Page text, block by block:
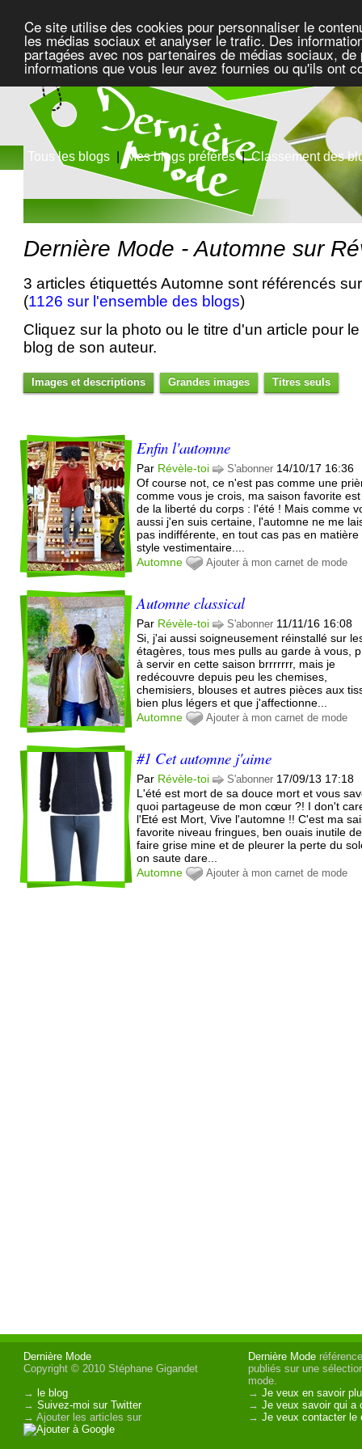
Ce site utilise des cookies pour personnaliser le
les médias sociaux et analyser le trafic. Des
partagées avec nos partenaires de médias sociaux,
informations que vous leur avez fournies ou qu'ils ont
Tous les blogs | Mes blogs préférés|Classement des
Dernière Mode - Automne sur
3 articles étiquettés Automne sont référencés
(1126 sur l'ensemble des blogs)
Cliquez sur la photo ou le titre d'un article pour
blog de son auteur.
Images et descriptions Grandes images Titres seuls
Enfin l'automne
Par Révèle-toi S'abonner 14/10/17 16:36
Of course not, ce n'est pas comme une
comme vous je crois, ma saison favorite
de la liberté du corps : l'été ! Mais comme
aussi j'en suis certaine, l'automne ne me
pas indifférente, en tout cas pas en matière
style vestimentaire....
Automne
Ajouter à mon carnet de mode
Automne classical
Par Révèle-toi S'abonner 11/11/16 16:08
Si, j'ai aussi soigneusement réinstallé sur
étagères, tous mes pulls au garde à vous,
à servir en cette saison brrrrrrr, mais je
redécouvre depuis peu les chemises,
chemisiers, blouses et autres pièces aux
bien plus légers et que j'affectionne...
Automne
Ajouter à mon carnet de mode
#1 Cet automne j'aime
Par Révèle-toi S'abonner 17/09/13 17:18
L'été est mort de sa douce mort et vous
quoi partageuse de mon cœur ?! I don't
l'Eté est Mort, Vive l'automne !! C'est ma
favorite niveau fringues, ben ouais inutile de
faire grise mine et de pleurer la perte du
on saute dare...
Automne
Ajouter à mon carnet de mode
Dernière Mode
Copyright © 2010 Stéphane Gigandet
→le blog
→Suivez-moi sur Twitter
→ Ajouter les articles sur
Dernière Mode
publiés sur une
mode.
→Je veux en savoir
→Je veux savoir qui a
→Je veux contacter le